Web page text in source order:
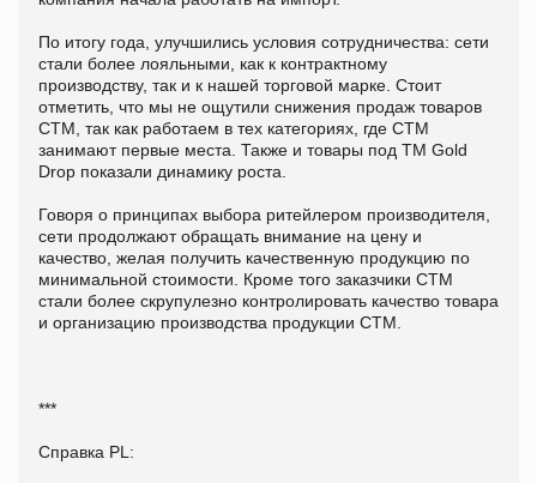
По итогу года, улучшились условия сотрудничества: сети
стали более лояльными, как к контрактному
производству, так и к нашей торговой марке. Стоит
отметить, что мы не ощутили снижения продаж товаров
СТМ, так как работаем в тех категориях, где СТМ
занимают первые места. Также и товары под ТМ Gold
Drop показали динамику роста.
Говоря о принципах выбора ритейлером производителя,
сети продолжают обращать внимание на цену и
качество, желая получить качественную продукцию по
минимальной стоимости. Кроме того заказчики СТМ
стали более скрупулезно контролировать качество товара
и организацию производства продукции СТМ.
***
Справка PL: